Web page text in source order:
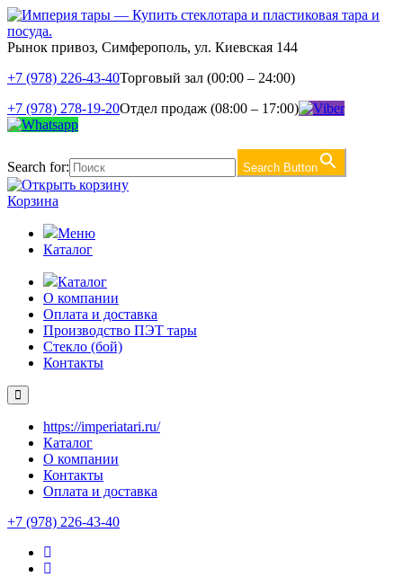
Рынок привоз, Симферополь, ул. Киевская 144
+7 (978) 226-43-40Торговый зал (00:00 – 24:00)
+7 (978) 278-19-20Отдел продаж (08:00 – 17:00)
Search for: Search Button
Корзина
Меню
Каталог
Каталог
О компании
Оплата и доставка
Производство ПЭТ тары
Стекло (бой)
Контакты
https://imperiatari.ru/
Каталог
О компании
Контакты
Оплата и доставка
+7 (978) 226-43-40